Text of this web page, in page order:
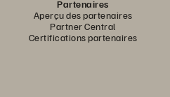
Partenaires
Aperçu des partenaires
Partner Central
Certifications partenaires